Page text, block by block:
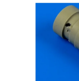
PLASTOVÉ MODELY